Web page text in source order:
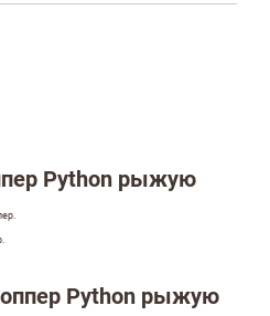
Python рыжую
Python рыжую